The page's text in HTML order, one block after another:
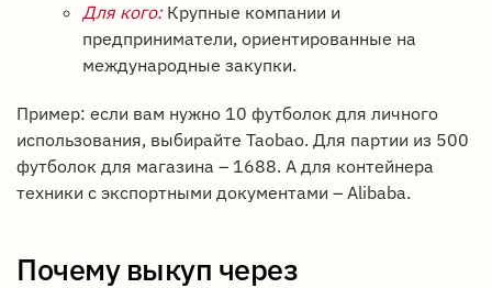
Для кого:Крупные компании и
предприниматели, ориентированные на
международные закупки.
Пример: если вам нужно 10 футболок для личного
использования, выбирайте Taobao. Для партии из 500
футболок для магазина – 1688. А для контейнера
техники с экспортными документами – Alibaba.
Почему выкуп через